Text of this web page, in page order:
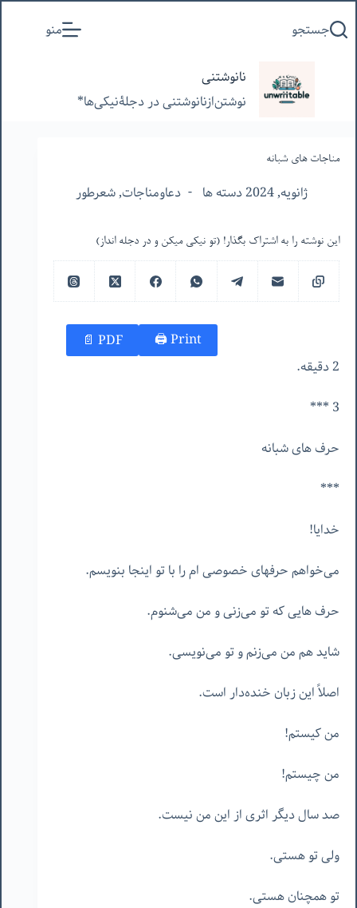
به
جستجو منو
نانوشتنی
نوشتن‌از‌نانوشتنی‌ در‌ دجلۀنیکی‌ها*
مناجات های شبانه
ژانویه, 2024 دسته ها دعاومناجات,شعرطور
این نوشته را به اشتراک بگذار! (تو نیکی میکن و در دجله انداز)
Print 🖨
PDF 📄
2 دقیقه.
3 ***
حرف های شبانه
***
خدایا!
می‌خواهم حرفهای خصوصی ام را با تو اینجا بنویسم.
حرف هایی که تو می‌زنی و من می‌شنوم.
شاید هم من می‌زنم و تو می‌نویسی.
اصلاً این زبان خنده‌دار است.
من کیستم!
من چیستم!
صد سال دیگر اثری از این من نیست.
ولی تو هستی.
تو همچنان هستی.